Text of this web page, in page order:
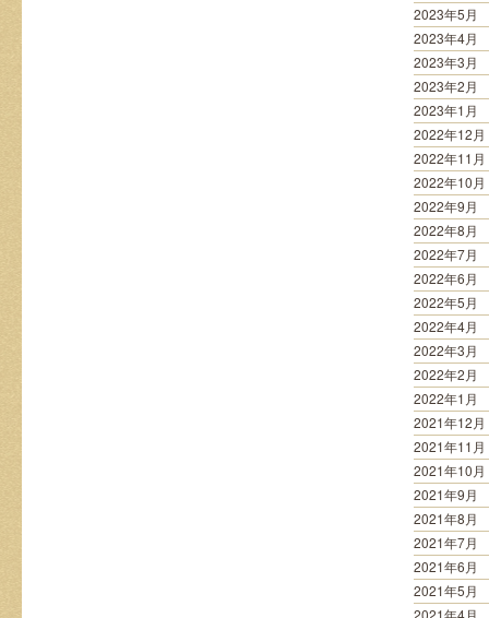
2023年5月
2023年4月
2023年3月
2023年2月
2023年1月
2022年12月
2022年11月
2022年10月
2022年9月
2022年8月
2022年7月
2022年6月
2022年5月
2022年4月
2022年3月
2022年2月
2022年1月
2021年12月
2021年11月
2021年10月
2021年9月
2021年8月
2021年7月
2021年6月
2021年5月
2021年4月